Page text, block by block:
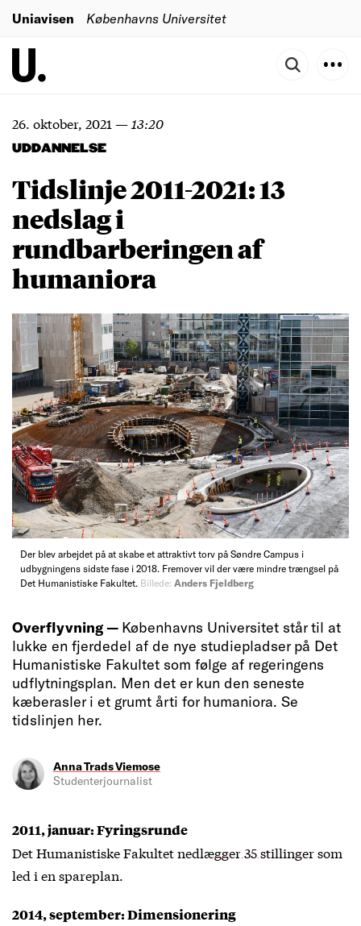
Uniavisen Københavns Universitet
26. oktober, 2021 — 13:20
UDDANNELSE
Tidslinje 2011-2021: 13
nedslag i
rundbarberingen af
humaniora
Der blev arbejdet på at skabe et attraktivt torv på Søndre Campus i
udbygningens sidste fase i 2018. Fremover vil der være mindre trængsel på
Det Humanistiske Fakultet. Billede: Anders Fjeldberg
Overflyvning — Københavns Universitet står til at
lukke en fjerdedel af de nye studiepladser på Det
Humanistiske Fakultet som følge af regeringens
udflytningsplan. Men det er kun den seneste
kæberasler i et grumt årti for humaniora. Se
tidslinjen her.
Anna Trads Viemose
Studenterjournalist
2011, januar: Fyringsrunde
Det Humanistiske Fakultetnedlægger 35 stillingersom
led i en spareplan.
2014, september: Dimensionering